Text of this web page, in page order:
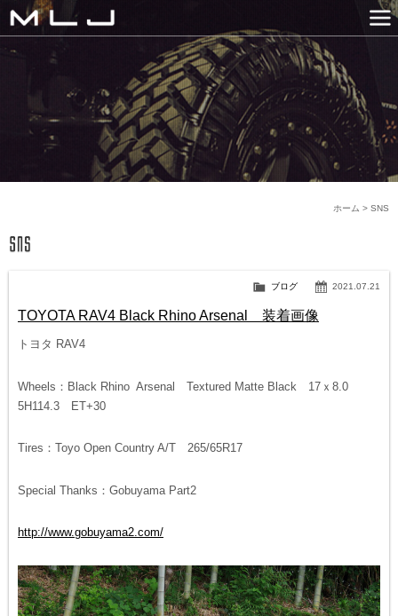
MLJ / Lexani(レクサーニ
GALLERY
SNS
NEWS
COMPANY
HISTORY
CONTACT US
LINK
SNS
ホーム >
2021.07.21
ブログ
TOYOTA RAV4 Black Rhino Arsenal 装着画像
トヨタ RAV4
Wheels：Black Rhino Arsenal Textured Matte Black 17ｘ8.0
5H114.3 ET+30
Tires：Toyo Open Country A/T 265/65R17
Special Thanks：Gobuyama Part2
http://www.gobuyama2.com/